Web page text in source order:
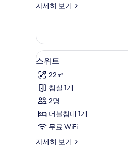
룸
진
모
두
보
기
자세히 보기
스
트
리
플
자
세
히
보
기
스
위
트
사
진
모
보
6
스위트
22㎡
침실 1개
2명
더블침대 1개
무료 WiFi
자세히 보기
스